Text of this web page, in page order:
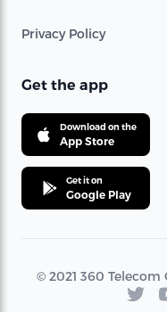
Privacy Policy
Get the app
Download on the
App Store
Get it on
Google Play
© 2021 360